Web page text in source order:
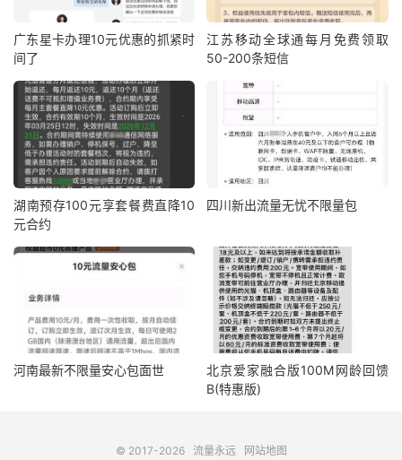
广东星卡办理10元优惠的抓紧时
间了
江苏移动全球通每月免费领取
50-200条短信
湖南预存100元享套餐费直降10
元合约
四川新出流量无忧不限量包
河南最新不限量安心包面世
北京爱家融合版100M网龄回馈
B(特惠版)
© 2017-2026 流量永远 网站地图